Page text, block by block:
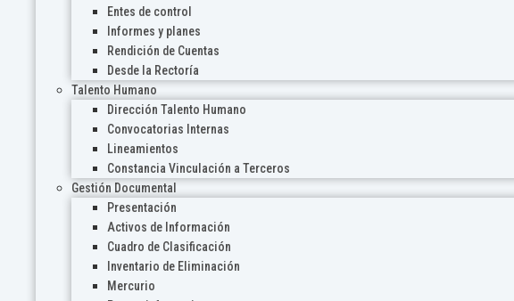
Entes de control
Informes y planes
Rendición de Cuentas
Desde la Rectoría
Talento Humano
Dirección Talento Humano
Convocatorias Internas
Lineamientos
Constancia Vinculación a Terceros
Gestión Documental
Presentación
Activos de Información
Cuadro de Clasificación
Inventario de Eliminación
Mercurio